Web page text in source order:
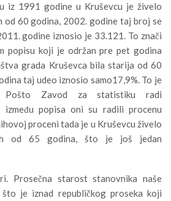
iz 1991 godine u Kruševcu je živelo
od 60 godina, 2002. godine taj broj se
godine iznosio je 33.121. To znači
popisu koji je održan pre pet godina
grada Kruševca bila starija od 60
taj udeo iznosio samo17,9%. To je
Pošto Zavod za statistiku radi
između popisa oni su radili procenu
proceni tada je u Kruševcu živelo
od 65 godina, što je još jedan
Prosečna starost stanovnika naše
je iznad republičkog proseka koji